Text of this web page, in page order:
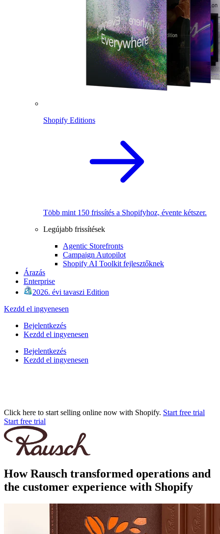
Shopify Editions
Több mint 150 frissítés a Shopifyhoz, évente kétszer.
Legújabb frissítések
Agentic Storefronts
Campaign Autopilot
Shopify AI Toolkit fejlesztőknek
Árazás
Enterprise
2026. évi tavaszi Edition
Kezdd el ingyenesen
Bejelentkezés
Kezdd el ingyenesen
Bejelentkezés
Kezdd el ingyenesen
Click here to start selling online now with Shopify. Start free trial
Start free trial
How Rausch transformed operations and
the customer experience with Shopify